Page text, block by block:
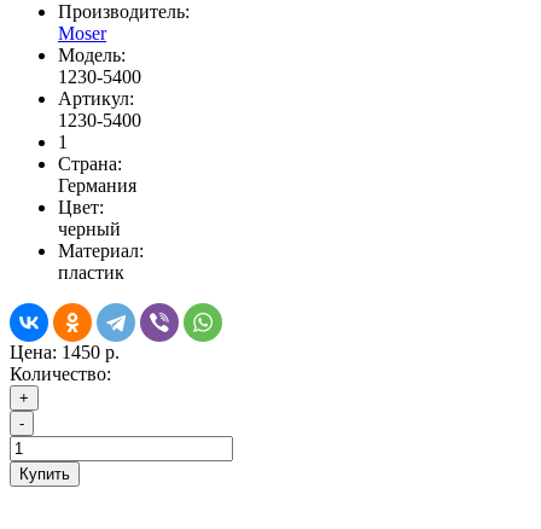
Производитель:
Moser
Модель:
1230-5400
Артикул:
1230-5400
1
Страна:
Германия
Цвет:
черный
Материал:
пластик
Цена: 1450 р.
Количество:
+
-
Купить